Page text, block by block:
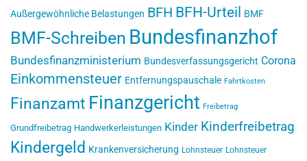
Außergewöhnliche Belastungen BFH BFH-Urteil BMF
BMF-Schreiben Bundesfinanzhof
Bundesfinanzministerium Bundesverfassungsgericht Corona
Einkommensteuer Entfernungspauschale Fahrtkosten
Finanzamt Finanzgericht Freibetrag
Grundfreibetrag Handwerkerleistungen Kinder Kinderfreibetrag
Kindergeld Krankenversicherung Lohnsteuer Lohnsteuer